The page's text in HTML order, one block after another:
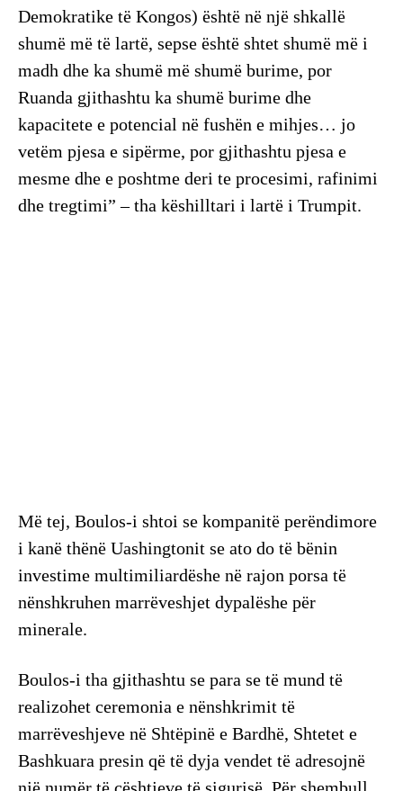
Demokratike të Kongos) është në një shkallë
shumë më të lartë, sepse është shtet shumë më i
madh dhe ka shumë më shumë burime, por
Ruanda gjithashtu ka shumë burime dhe
kapacitete e potencial në fushën e mihjes… jo
vetëm pjesa e sipërme, por gjithashtu pjesa e
mesme dhe e poshtme deri te procesimi, rafinimi
dhe tregtimi” – tha këshilltari i lartë i Trumpit.
Më tej, Boulos-i shtoi se kompanitë perëndimore
i kanë thënë Uashingtonit se ato do të bënin
investime multimiliardëshe në rajon porsa të
nënshkruhen marrëveshjet dypalëshe për
minerale.
Boulos-i tha gjithashtu se para se të mund të
realizohet ceremonia e nënshkrimit të
marrëveshjeve në Shtëpinë e Bardhë, Shtetet e
Bashkuara presin që të dyja vendet të adresojnë